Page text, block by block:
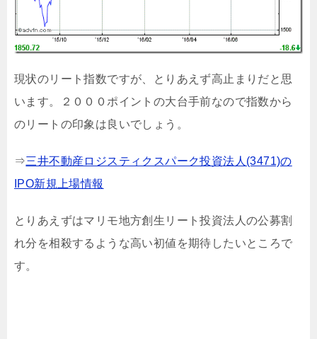
現状のリート指数ですが、とりあえず高止まりだと思
います。２０００ポイントの大台手前なので指数から
のリートの印象は良いでしょう。
⇒三井不動産ロジスティクスパーク投資法人(3471)の
IPO新規上場情報
とりあえずはマリモ地方創生リート投資法人の公募割
れ分を相殺するような高い初値を期待したいところで
す。